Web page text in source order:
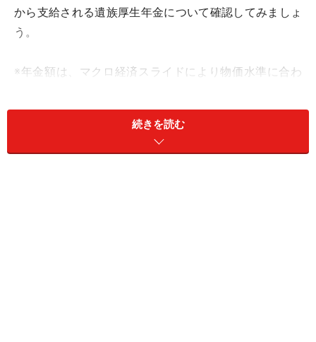
から支給される遺族厚生年金について確認してみましょ
う。
※年金額は、マクロ経済スライドにより物価水準に合わ
ェブサイト）。
■遺族基礎年金
続きを読む